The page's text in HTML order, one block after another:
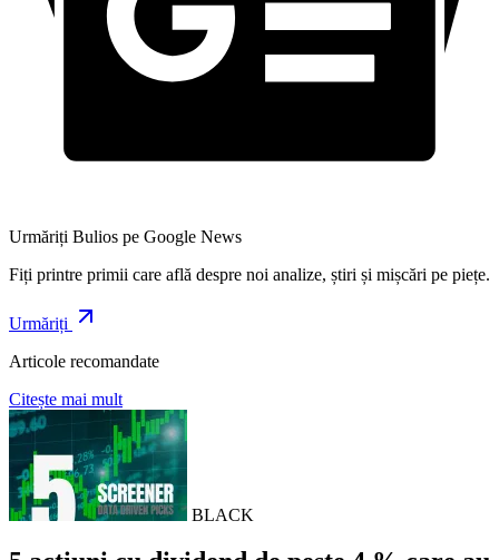
Urmăriți Bulios pe Google News
Fiți printre primii care află despre noi analize, știri și mișcări pe piețe.
Urmăriți
Articole recomandate
Citește mai mult
BLACK